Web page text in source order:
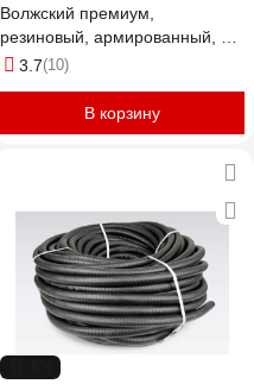
Волжский премиум,
резиновый, армированный, 4,0
мм,D 18 мм, 25 м 66-3-016
3.7(10)
В корзину